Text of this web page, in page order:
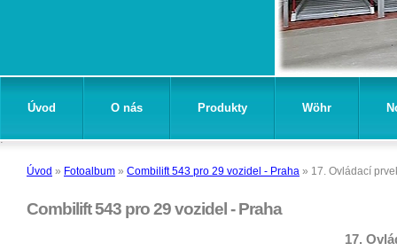
Úvod O nás Produkty Wöhr
Úvod » Fotoalbum » Combilift 543 pro 29 vozidel - Praha » 17. Ovládací
Combilift 543 pro 29 vozidel - Praha
17.